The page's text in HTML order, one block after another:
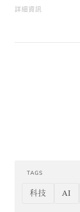
詳細資訊
TAGS
科技 AI